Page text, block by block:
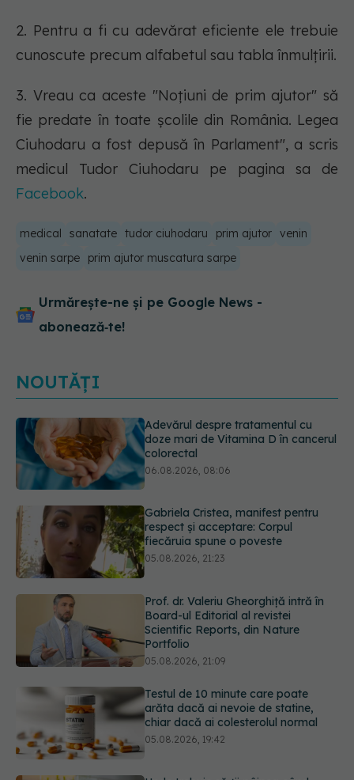
2. Pentru a fi cu adevărat eficiente ele trebuie
cunoscute precum alfabetul sau tabla înmulțirii.
3. Vreau ca aceste "Noțiuni de prim ajutor" să
fie predate în toate școlile din România. Legea
Ciuhodaru a fost depusă în Parlament", a scris
medicul Tudor Ciuhodaru pe pagina sa de
Facebook.
medical sanatate tudor ciuhodaru prim ajutor venin
venin sarpe
prim ajutor muscatura sarpe
Urmărește-ne și pe Google News -
abonează‑te!
NOUTĂȚI
Gabriela Cristea, manifest pentru
respect și acceptare: Corpul
fiecăruia spune o poveste
Prof. dr. Valeriu Gheorghiță intră în
Board-ul Editorial al revistei
Scientific Reports, din Nature
Testul de 10 minute care poate
arăta dacă ai nevoie de statine,
chiar dacă ai colesterolul normal
05.08.2026, 19:42
Unde trebuie să ții pâinea când
afară este caniculă. Greșeala care o
usucă sau o umple de mucegai în